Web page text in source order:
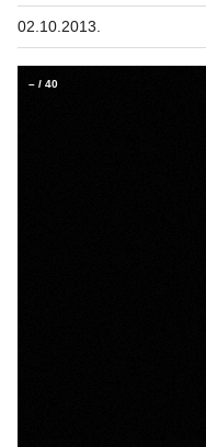
02.10.2013.
– / 40